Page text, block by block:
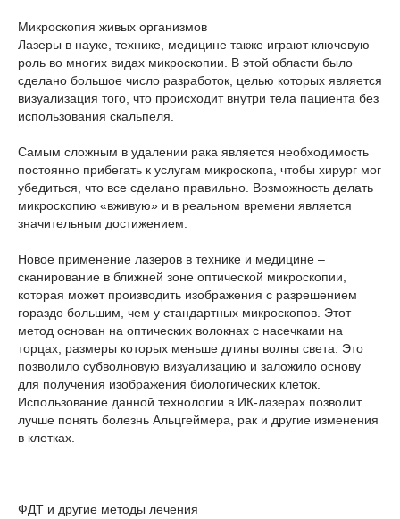
Микроскопия живых организмов
Лазеры в науке, технике, медицине также играют ключевую
роль во многих видах микроскопии. В этой области было
сделано большое число разработок, целью которых является
визуализация того, что происходит внутри тела пациента без
использования скальпеля.
Самым сложным в удалении рака является необходимость
постоянно прибегать к услугам микроскопа, чтобы хирург мог
убедиться, что все сделано правильно. Возможность делать
микроскопию «вживую» и в реальном времени является
значительным достижением.
Новое применение лазеров в технике и медицине –
сканирование в ближней зоне оптической микроскопии,
которая может производить изображения с разрешением
гораздо большим, чем у стандартных микроскопов. Этот
метод основан на оптических волокнах с насечками на
торцах, размеры которых меньше длины волны света. Это
позволило субволновую визуализацию и заложило основу
для получения изображения биологических клеток.
Использование данной технологии в ИК-лазерах позволит
лучше понять болезнь Альцгеймера, рак и другие изменения
в клетках.
ФДТ и другие методы лечения